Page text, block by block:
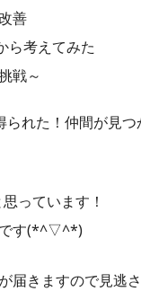
善
ら考えてみた
戦～
れた！仲間が見
っています！
です(*^▽^*)
届きますので見逃